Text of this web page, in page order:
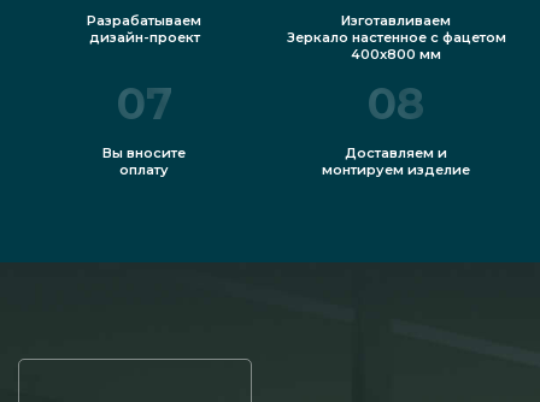
Разрабатываем
дизайн-проект
Изготавливаем
Зеркало настенное с фацетом
400x800 мм
07
Вы вносите
оплату
08
Доставляем и
монтируем изделие